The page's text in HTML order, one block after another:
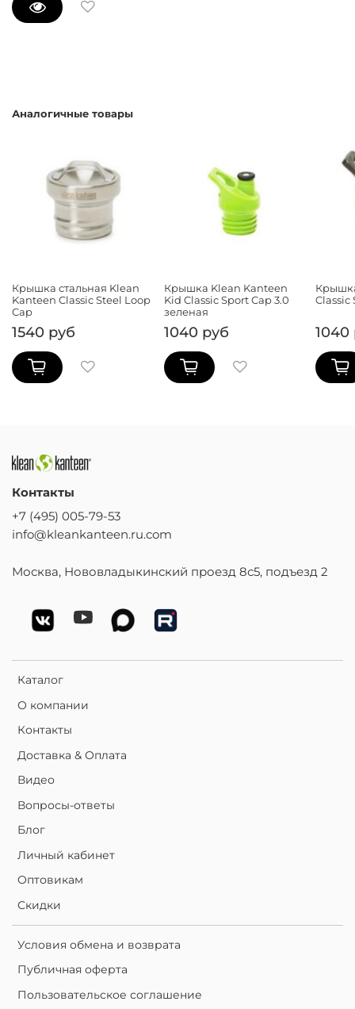
Аналогичные товары
Крышка стальная Klean
Kanteen Classic Steel Loop
Cap
1540 руб
Крышка Klean Kanteen
Kid Classic Sport Cap 3.0
зеленая
1040 руб
Classic
1040
Каталог
О компании
Контакты
Доставка & Оплата
Видео
Вопросы-ответы
Блог
Личный кабинет
Оптовикам
Скидки
Условия обмена и возврата
Публичная оферта
Пользовательское соглашение
Контакты
+7 (495) 005-79-53
info@kleankanteen.ru.com
Москва, Нововладыкинский проезд 8с5, подъезд 2